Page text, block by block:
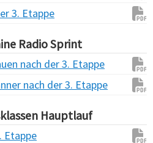
3. Etappe
Radio Sprint
nach der 3. Etappe
nach der 3. Etappe
Hauptlauf
Etappe